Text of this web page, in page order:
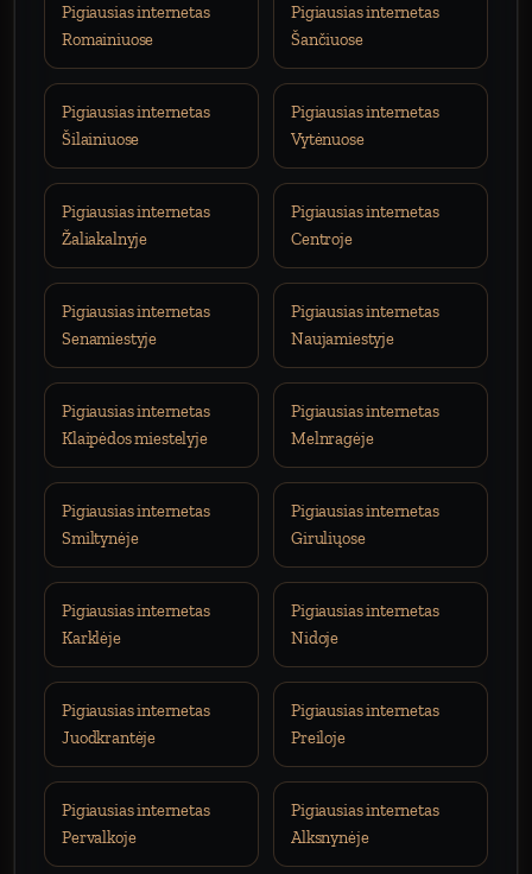
Pigiausias internetas
Romainiuose
Pigiausias internetas
Šančiuose
Pigiausias internetas
Šilainiuose
Pigiausias internetas
Vytėnuose
Pigiausias internetas
Žaliakalnyje
Pigiausias internetas
Centroje
Pigiausias internetas
Senamiestyje
Pigiausias internetas
Naujamiestyje
Pigiausias internetas
Klaipėdos miestelyje
Pigiausias internetas
Melnragėje
Pigiausias internetas
Smiltynėje
Pigiausias internetas
Giruliųose
Pigiausias internetas
Karklėje
Pigiausias internetas
Nidoje
Pigiausias internetas
Juodkrantėje
Pigiausias internetas
Preiloje
Pigiausias internetas
Pervalkoje
Pigiausias internetas
Alksnynėje